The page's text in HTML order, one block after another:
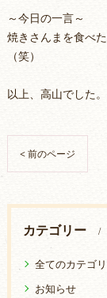
～今日の一言～
焼きさんまを食べ
（笑）
以上、高山でした。
< 前のページ
カテゴリー
全てのカテゴ
お知らせ